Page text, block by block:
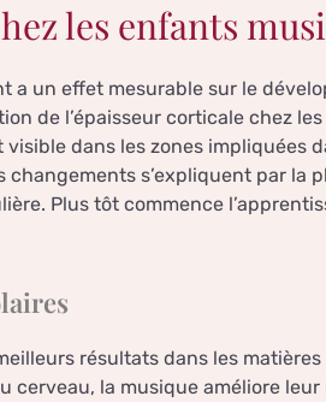
les enfants
a un effet mesurable sur le
de l’épaisseur corticale chez
dans les zones impliquées
changements s’expliquent par la
Plus tôt commence
résultats dans les
cerveau, la musique améliore